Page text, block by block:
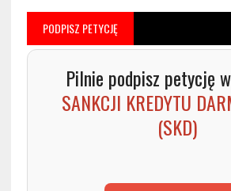
PODPISZ PETYCJĘ
Pilnie podpisz petycję
SANKCJI KREDYTU
(SKD)